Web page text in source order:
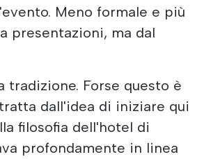
Meno formale e più
presentazioni, ma dal
tradizione. Forse questo è
dall'idea di iniziare qui
filosofia dell'hotel di
profondamente in linea